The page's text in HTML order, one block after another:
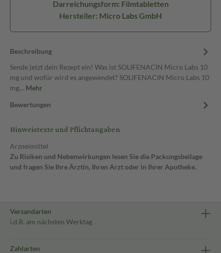
Darreichungsform: Filmtabletten
Hersteller: Micro Labs GmbH
Beschreibung
Sende jetzt dein Rezept ein! Was ist SOLIFENACIN Micro Labs 10
mg und wofür wird es angewendet? SOLIFENACIN Micro Labs 10
mg… Mehr
Bewertungen
Hinweistexte und Pflichtangaben
Arzneimittel
Zu Risiken und Nebenwirkungen lesen Sie die Packungsbeilage
und fragen Sie Ihre Ärztin, Ihren Arzt oder in Ihrer Apotheke.
Versandarten
i.d.R. am nächsten Werktag
Zahlarten